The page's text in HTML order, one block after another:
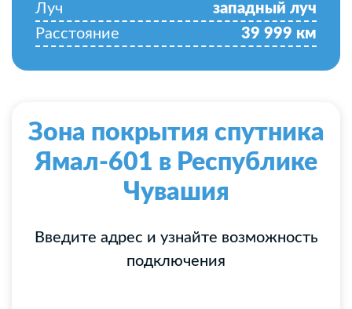
Луч
западный луч
Расстояние
39 999 км
Зона покрытия спутника
Ямал-601 в Республике
Чувашия
Введите адрес и узнайте возможность
подключения